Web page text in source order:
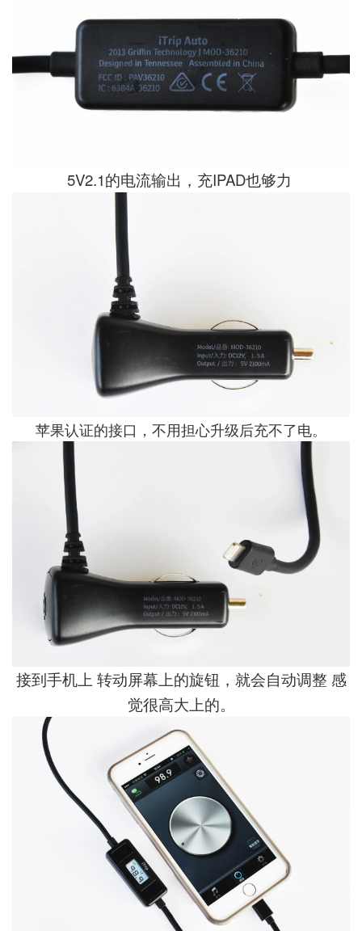
5V2.1的电流输出，充IPAD也够力
苹果认证的接口，不用担心升级后充不了电。
接到手机上 转动屏幕上的旋钮，就会自动调整 感
觉很高大上的。